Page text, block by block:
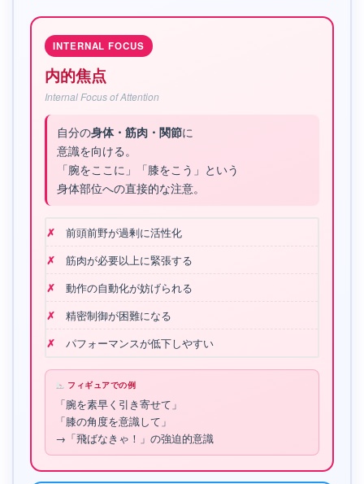
INTERNAL FOCUS
内的焦点
Internal Focus of Attention
自分の身体・筋肉・関節に
意識を向ける。
「腕をここに」「膝をこう」という
身体部位への直接的な注意。
前頭前野が過剰に活性化
筋肉が必要以上に緊張する
動作の自動化が妨げられる
精密制御が困難になる
パフォーマンスが低下しやすい
フィギュアでの例
「腕を素早く引き寄せて」
「膝の角度を意識して」
→「飛ばなきゃ！」の強迫的意識